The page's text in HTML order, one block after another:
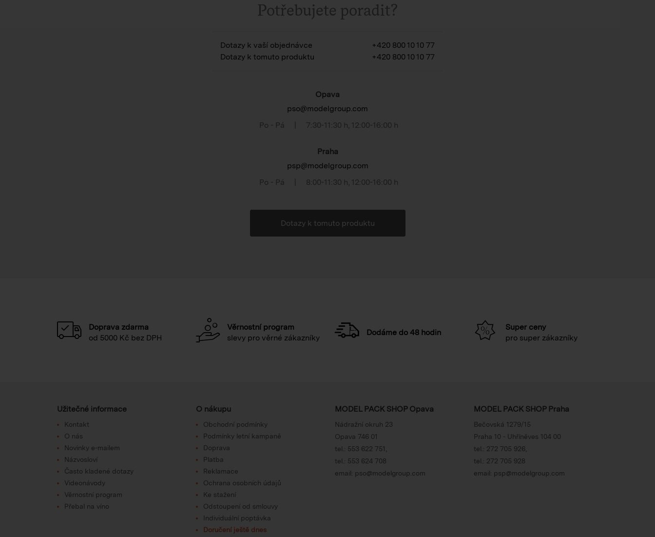
Potřebujete poradit?
Dotazy k vaší objednávce
+420 800 10 10 77
Dotazy k tomuto produktu
+420 800 10 10 77
Opava
pso@modelgroup.com
Po - Pá
7:30-11:30 h, 12:00-16:00 h
Praha
psp@modelgroup.com
Po - Pá
8:00-11:30 h, 12:00-16:00 h
Dotazy k tomuto produktu
Doprava zdarma
od 5000 Kč bez DPH
Věrnostní program
slevy pro věrné zákazníky
Dodáme do 48 hodin
Super ceny
pro super zákazníky
Užitečné informace
Kontakt
O nás
Novinky e-mailem
Názvosloví
Často kladené dotazy
Videonávody
Věrnostní program
Přebal na víno
O nákupu
Obchodní podmínky
Podmínky letní kampaně
Doprava
Platba
Reklamace
Ochrana osobních údajů
Ke stažení
Odstoupení od smlouvy
Individuální poptávka
Doručení ještě dnes
MODEL PACK SHOP Opava
Nádražní okruh 23
Opava 746 01
tel.: 553 622 751
tel.: 553 624 708
email: pso@modelgroup.com
MODEL PACK SHOP Praha
Bečovská 1279/15
Praha 10 - Uhříněves 104 00
tel.: 272 705 926
tel.: 272 705 928
email: psp@modelgroup.com